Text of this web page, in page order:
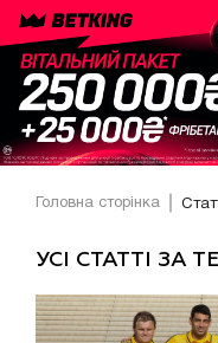
Головна сторінка
УСІ СТАТТІ ЗА